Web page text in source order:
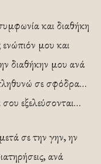
και διαθήκη
μου και
διαθήκην μου ανά
σε σφόδρα…
σου εξελεύσονται…
σε την γην, ην
ανά